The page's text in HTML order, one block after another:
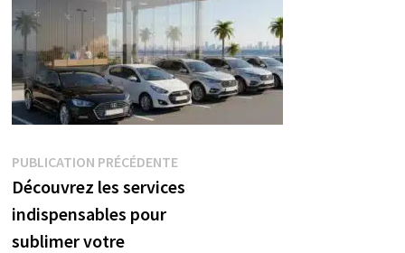
Navigation
de
l’article
PUBLICATION PRÉCÉDENTEPublication
précédente :
Découvrez les services
indispensables pour
sublimer votre